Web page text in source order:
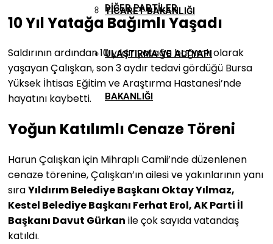
DIĞER PARTILER
TICARET BAKANLIĞI
ULAŞTIRMA VE ALTYAPI
BAKANLIĞI
10 Yıl Yatağa Bağımlı Yaşadı
Saldırının ardından 10 yıldır yatağa bağımlı olarak
yaşayan Çalışkan, son 3 aydır tedavi gördüğü Bursa
Yüksek İhtisas Eğitim ve Araştırma Hastanesi’nde
hayatını kaybetti.
Yoğun Katılımlı Cenaze Töreni
Harun Çalışkan için Mihraplı Camii’nde düzenlenen
cenaze törenine, Çalışkan’ın ailesi ve yakınlarının yanı
sıraYıldırım Belediye Başkanı Oktay Yılmaz,
Kestel Belediye Başkanı Ferhat Erol, AK Parti İl
Başkanı Davut Gürkan ile çok sayıda vatandaş
katıldı.